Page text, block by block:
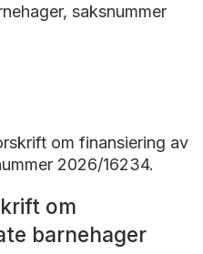
saksnummer
om finansiering av
2026/16234.
om
barnehager